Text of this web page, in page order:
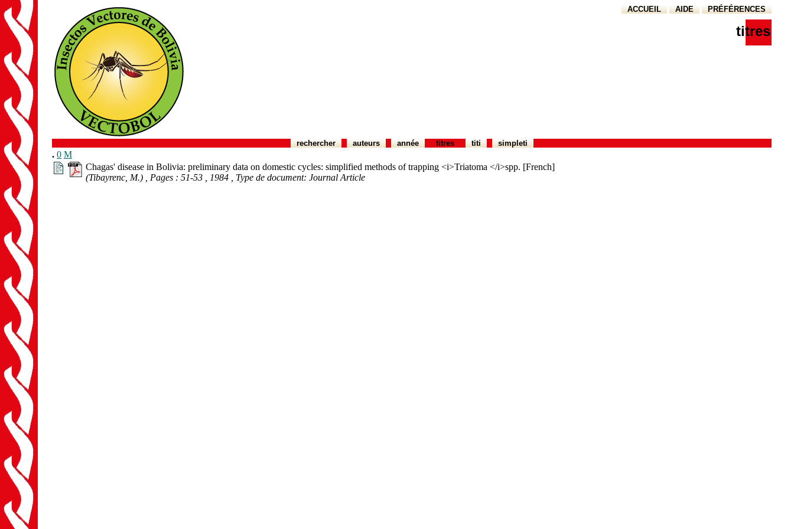
ACCUEIL AIDE PRÉFÉRENCES
titres
rechercher auteurs année titres titi simpleti
. 0 M
Chagas' disease in Bolivia: preliminary data on domestic cycles: simplified methods of trapping <i>Triatoma </i>spp. [French]
(Tibayrenc, M.)
, Pages : 51-53 , 1984 , Type de document: Journal Article